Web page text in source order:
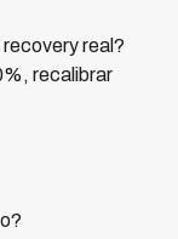
real?
recalibrar